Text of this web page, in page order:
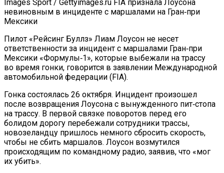
Images Sport / Gettyimages.ru FIA признала Лоусона
невиновным в инциденте с маршалами на Гран‑при
Мексики
Пилот «Рейсинг Буллз» Лиам Лоусон не несет
ответственности за инцидент с маршалами Гран‑при
Мексики «Формулы‑1», которые выбежали на трассу
во время гонки, говорится в заявлении Международной
автомобильной федерации (FIA).
Гонка состоялась 26 октября. Инцидент произошел
после возвращения Лоусона с вынужденного пит‑стопа
на трассу. В первой связке поворотов перед его
болидом дорогу перебежали сотрудники трассы,
новозеландцу пришлось немного сбросить скорость,
чтобы не сбить маршалов. Лоусон возмутился
происходящим по командному радио, заявив, что «мог
их убить».